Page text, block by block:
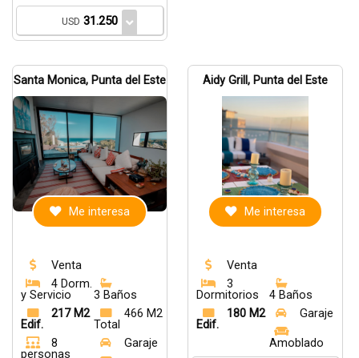
USD 31.250
Santa Monica, Punta del Este
Me interesa
Venta
4 Dorm.
y Servicio
3 Baños
217 M2
Edif.
466 M2
Total
8
personas
Garaje
Aidy Grill, Punta del Este
Me interesa
Venta
3
Dormitorios
4 Baños
180 M2
Edif.
Garaje
Amoblado